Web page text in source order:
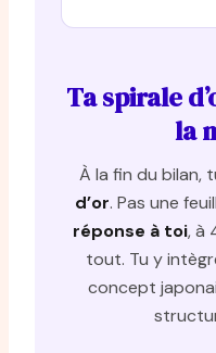
Ta spirale
la
À la fin du bilan,
d’or. Pas une
réponse à toi, à
tout. Tu y
concept